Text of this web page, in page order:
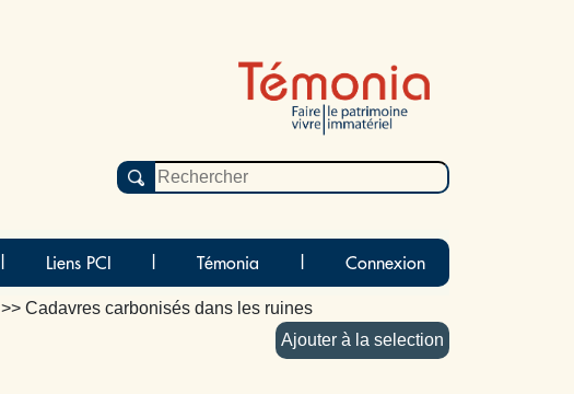
Liens PCI Témonia Connexion
>> Cadavres carbonisés dans les ruines
Ajouter à la selection